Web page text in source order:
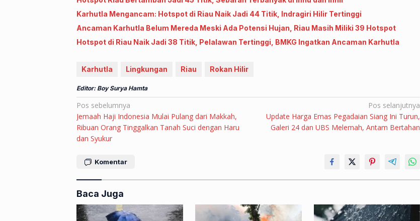
Karhutla Mengancam: Hotspot di Riau Naik Jadi 44 Titik, Indragiri Hilir Tertinggi
Ancaman Karhutla Belum Mereda Meski Ada Potensi Hujan, Riau Masih Miliki 39 Hotspot
Hotspot di Riau Naik Jadi 38 Titik, Pelalawan Tertinggi, BMKG Ingatkan Ancaman Karhutla
Karhutla Lingkungan Riau Rokan Hilir
Editor: Boy Surya Hamta
Navigasi
pos
Pos sebelumnya
Jemaah Haji Indonesia Mulai Pulang dari Makkah,
Ribuan Orang Tinggalkan Tanah Suci dengan Haru
dan Syukur
Pos selanjutnya
Update Harga Emas Pegadaian Siang Ini Turun,
Galeri 24 dan UBS Melemah, Antam Bertahan
Komentar
Baca Juga